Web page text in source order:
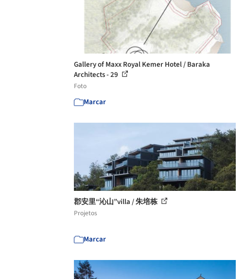
Gallery of Maxx Royal Kemer Hotel / Baraka
Architects - 29
Foto
Marcar
郡安里“沁山”villa / 朱培栋
Projetos
Marcar